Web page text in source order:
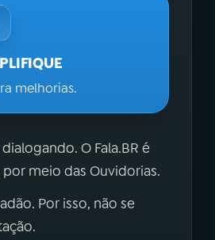
melhorias.
O Fala.BR é
meio das Ouvidorias.
Por isso, não se